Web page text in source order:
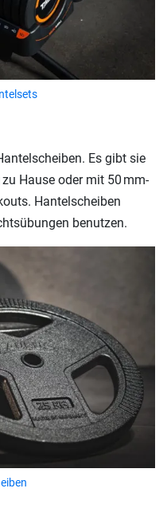
Es gibt sie
Hause oder mit 50 mm-
Hantelscheiben
benutzen.